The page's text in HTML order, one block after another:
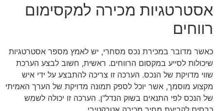
אסטרטגיות מכירה למקסימום
רווחים
כאשר מדובר במכירת נכס מסחרי, יש לאמץ מספר אסטרטגיות
שיכולות לסייע במקסום הרווחים. ראשית, חשוב לבצע הערכת
שווי מדויקת של הנכס. הערכה זו צריכה להתבצע על ידי איש
מקצוע מוסמך, אשר יוכל לספק תמונה מדויקת של הערך האמיתי
של הנכס לפי התנאים בשוק הנדל"ן. הערכה זו יכולה לשמש